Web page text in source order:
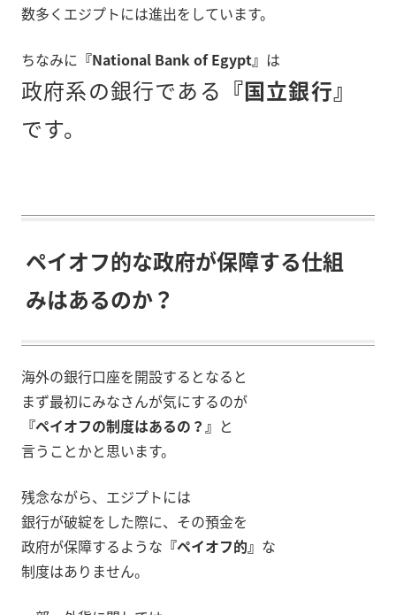
数多くエジプトには進出をしています。
ちなみに 『National Bank of Egypt』 は
政府系の銀行である 『国立銀行』
です。
ペイオフ的な政府が保障する仕組
みはあるのか？
海外の銀行口座を開設するとなると
まず最初にみなさんが気にするのが
『ペイオフの制度はあるの？』 と
言うことかと思います。
残念ながら、エジプトには
銀行が破綻をした際に、その預金を
政府が保障するような 『ペイオフ的』 な
制度はありません。